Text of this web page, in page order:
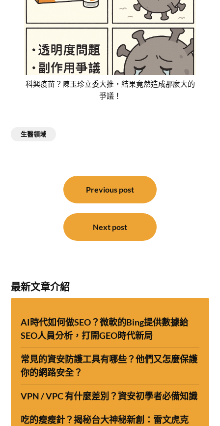
科興疫苗？陳玉珍立委大推，結果竟然造成那麼大的
爭議！
生醫領域
Previous post
Next post
最新文章介紹
AI時代如何做SEO？微軟的Bing提供數據給
SEO人員分析，打開GEO時代新局
常見的資安防護工具有哪些？他們又怎麼保護
你的網路安全？
VPN / VPC 有什麼差別？資安初學者必備知識
吃的瘦瘦針？揭秘台大神秘新創：雷文虎克